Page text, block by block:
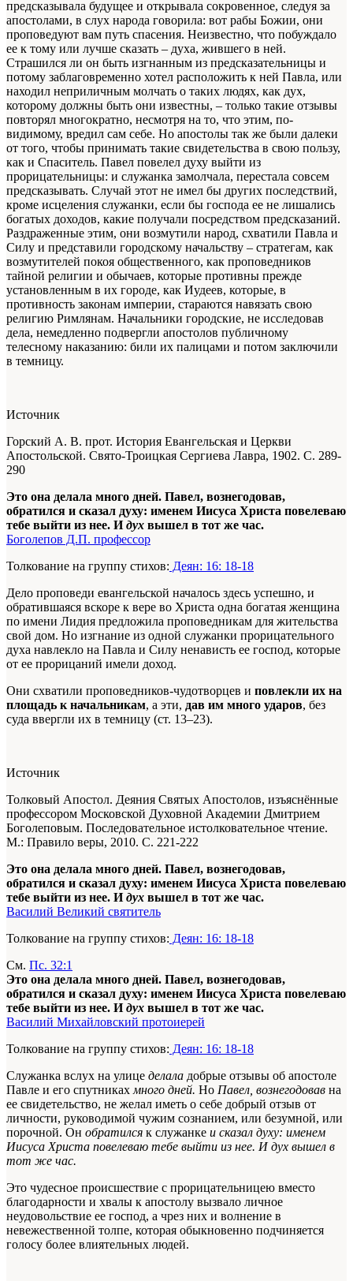
предсказывала будущее и открывала сокровенное, следуя за
апостолами, в слух народа говорила: вот рабы Божии, они
проповедуют вам путь спасения. Неизвестно, что побуждало
ее к тому или лучше сказать – духа, жившего в ней.
Страшился ли он быть изгнанным из предсказательницы и
потому заблаговременно хотел расположить к ней Павла, или
находил неприличным молчать о таких людях, как дух,
которому должны быть они известны, – только такие отзывы
повторял многократно, несмотря на то, что этим, по-
видимому, вредил сам себе. Но апостолы так же были далеки
от того, чтобы принимать такие свидетельства в свою пользу,
как и Спаситель. Павел повелел духу выйти из
прорицательницы: и служанка замолчала, перестала совсем
предсказывать. Случай этот не имел бы других последствий,
кроме исцеления служанки, если бы господа ее не лишались
богатых доходов, какие получали посредством предсказаний.
Раздраженные этим, они возмутили народ, схватили Павла и
Силу и представили городскому начальству – стратегам, как
возмутителей покоя общественного, как проповедников
тайной религии и обычаев, которые противны прежде
установленным в их городе, как Иудеев, которые, в
противность законам империи, стараются навязать свою
религию Римлянам. Начальники городские, не исследовав
дела, немедленно подвергли апостолов публичному
телесному наказанию: били их палицами и потом заключили
в темницу.
Источник
Горский А. В. прот. История Евангельская и Церкви
Апостольской. Свято-Троицкая Сергиева Лавра, 1902. С. 289-
290
Это она делала много дней. Павел, вознегодовав,
обратился и сказал духу: именем Иисуса Христа повелеваю
тебе выйти из нее. Идух вышел в тот же час.
Боголепов Д.П. профессор
Толкование на группу стихов: Деян: 16: 18-18
Дело проповеди евангельской началось здесь успешно, и
обратившаяся вскоре к вере во Христа одна богатая женщина
по имени Лидия предложила проповедникам для жительства
свой дом. Но изгнание из одной служанки прорицательного
духа навлекло на Павла и Силу ненависть ее господ, которые
от ее прорицаний имели доход.
Они схватили проповедников-чудотворцев и повлекли их на
площадь к начальникам, а эти, дав им много ударов, без
суда ввергли их в темницу (ст. 13–23).
Источник
Толковый Апостол. Деяния Святых Апостолов, изъяснённые
профессором Московской Духовной Академии Дмитрием
Боголеповым. Последовательное истолковательное чтение.
М.: Правило веры, 2010. С. 221-222
Это она делала много дней. Павел, вознегодовав,
обратился и сказал духу: именем Иисуса Христа повелеваю
тебе выйти из нее. Идух вышел в тот же час.
Василий Великий святитель
Толкование на группу стихов: Деян: 16: 18-18
См. Пс. 32:1
Это она делала много дней. Павел, вознегодовав,
обратился и сказал духу: именем Иисуса Христа повелеваю
тебе выйти из нее. Идух вышел в тот же час.
Василий Михайловский протоиерей
Толкование на группу стихов: Деян: 16: 18-18
Служанка вслух на улице делала добрые отзывы об апостоле
Павле и его спутниках много дней. Но Павел, вознегодовав на
ее свидетельство, не желал иметь о себе добрый отзыв от
личности, руководимой чужим сознанием, или безумной, или
порочной. Он обратился к служанке и сказал духу: именем
Иисуса Христа повелеваю тебе выйти из нее. И дух вышел в
тот же час.
Это чудесное происшествие с прорицательницею вместо
благодарности и хвалы к апостолу вызвало личное
неудовольствие ее господ, а чрез них и волнение в
невежественной толпе, которая обыкновенно подчиняется
голосу более влиятельных людей.